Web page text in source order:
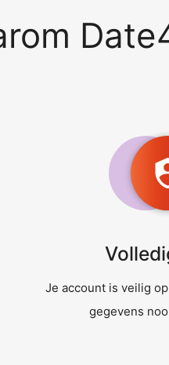
Je account is veilig
gegevens